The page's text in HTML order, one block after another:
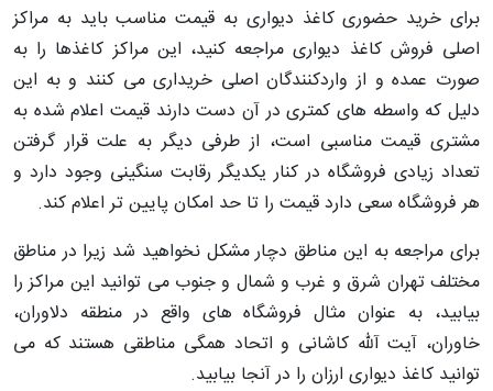
برای خرید حضوری کاغذ دیواری به قیمت مناسب باید به مراکز
اصلی فروش کاغذ دیواری مراجعه کنید، این مراکز کاغذها را به
صورت عمده و از واردکنندگان اصلی خریداری می کنند و به این
دلیل که واسطه های کمتری در آن دست دارند قیمت اعلام شده به
مشتری قیمت مناسبی است، از طرفی دیگر به علت قرار گرفتن
تعداد زیادی فروشگاه در کنار یکدیگر رقابت سنگینی وجود دارد و
هر فروشگاه سعی دارد قیمت را تا حد امکان پایین تر اعلام کند.
برای مراجعه به این مناطق دچار مشکل نخواهید شد زیرا در مناطق
مختلف تهران شرق و غرب و شمال و جنوب می توانید این مراکز را
بیابید، به عنوان مثال فروشگاه های واقع در منطقه دلاوران،
خاوران، آیت آلله کاشانی و اتحاد همگی مناطقی هستند که می
توانید کاغذ دیواری ارزان را در آنجا بیابید.